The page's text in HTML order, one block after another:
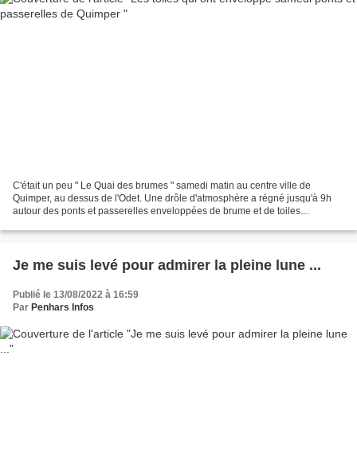
C'était un peu " Le Quai des brumes " samedi matin au centre ville de
Quimper, au dessus de l'Odet. Une drôle d'atmosphère a régné jusqu'à 9h
autour des ponts et passerelles enveloppées de brume et de toiles
Je me suis levé pour admirer la pleine lune ...
Publié le 13/08/2022 à 16:59
Par Penhars Infos